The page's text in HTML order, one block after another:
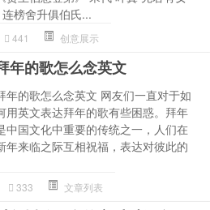
榜舍升俱伯氏...
441 创意展示
年的歌怎么念英文
年的歌怎么念英文 网友们一直对于如
用英文表达拜年的歌有些困惑。拜年
中国文化中重要的传统之一，人们在
年来临之际互相祝福，表达对彼此的
333 文章列表